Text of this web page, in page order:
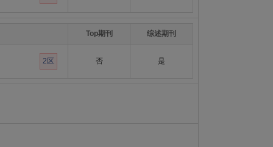
Top期刊 综述期刊
2区 否 是